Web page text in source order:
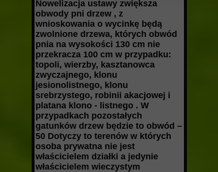
Nowelizacja ustawy zwiększa
obwody pni drzew , z
wnioskowania o wycinkę będą
zwolnione drzewa, których obwód
pnia na wysokości 130 cm nie
przekracza 100 cm w przypadku:
topoli, wierzby, kasztanowca
zwyczajnego, klonu
jesionolistnego, klonu
srebrzystego, robinii akacjowej i
platana klono - listnego . W
przypadkach pozostałych
gatunków drzew będzie to obwód –
50 Dotyczy to terenów w których
osoba prywatna nie jest
właścicielem działki a jedynie
właścicielem wieczystym